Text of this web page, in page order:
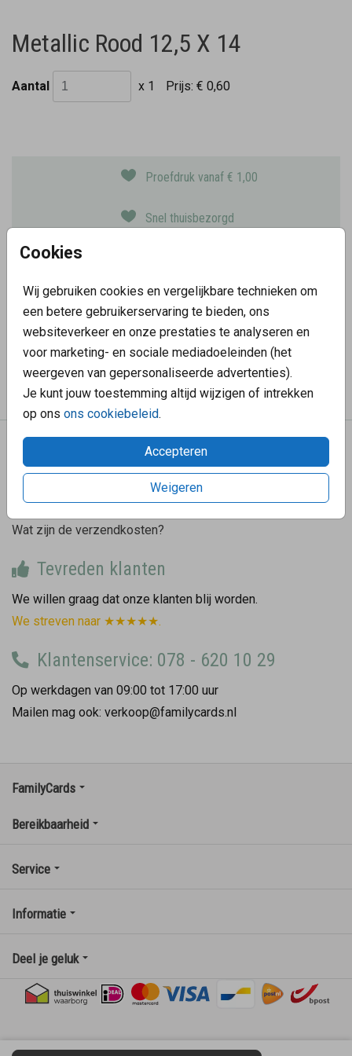
Cookies
Wij gebruiken cookies en vergelijkbare technieken om
een betere gebruikerservaring te bieden, ons
websiteverkeer en onze prestaties te analyseren en
voor marketing- en sociale mediadoeleinden (het
weergeven van gepersonaliseerde advertenties).
Je kunt jouw toestemming altijd wijzigen of intrekken
op ons ons cookiebeleid.
Accepteren
Weigeren
Metallic Rood 12,5 X 14
Aantal x 1 Prijs: € 0,60
Proefdruk vanaf € 1,00
Snel thuisbezorgd
OMSCHRIJVING
metallic rood 12,5 x 14
Prijs:€ 0,60 per 1
We helpen graag
Wat zijn de verzendkosten?
Tevreden klanten
We willen graag dat onze klanten blij worden.
We streven naar ★★★★★.
Klantenservice: 078 - 620 10 29
Op werkdagen van 09:00 tot 17:00 uur
Mailen mag ook: verkoop@familycards.nl
FamilyCards
Bereikbaarheid
Service
Informatie
Deel je geluk
Privacy statement|Algemene voorwaarden|